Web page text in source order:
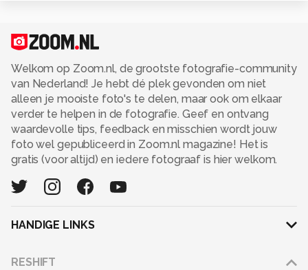
Welkom op Zoom.nl, de grootste fotografie-community
van Nederland! Je hebt dé plek gevonden om niet
alleen je mooiste foto's te delen, maar ook om elkaar
verder te helpen in de fotografie. Geef en ontvang
waardevolle tips, feedback en misschien wordt jouw
foto wel gepubliceerd in Zoom.nl magazine! Het is
gratis (voor altijd) en iedere fotograaf is hier welkom.
HANDIGE LINKS
RESHIFT